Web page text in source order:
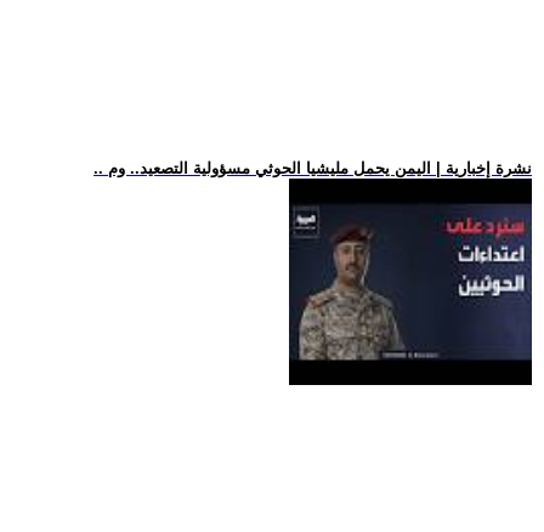
.. نشرة إخبارية | اليمن يحمل مليشيا الحوثي مسؤولية التصعيد.. وم